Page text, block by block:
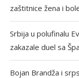
zaštitnice žena i
Srbija u polufinalu
zakazale duel sa
Bojan Brandža i